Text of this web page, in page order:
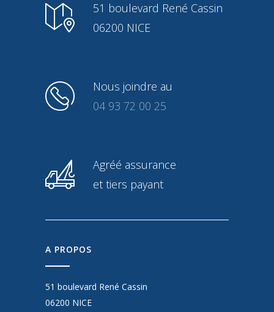
51 boulevard René Cassin
06200 NICE
Nous joindre au
04 93 72 00 25
Agréé assurance
et tiers payant
A PROPOS
51 boulevard René Cassin
06200 NICE